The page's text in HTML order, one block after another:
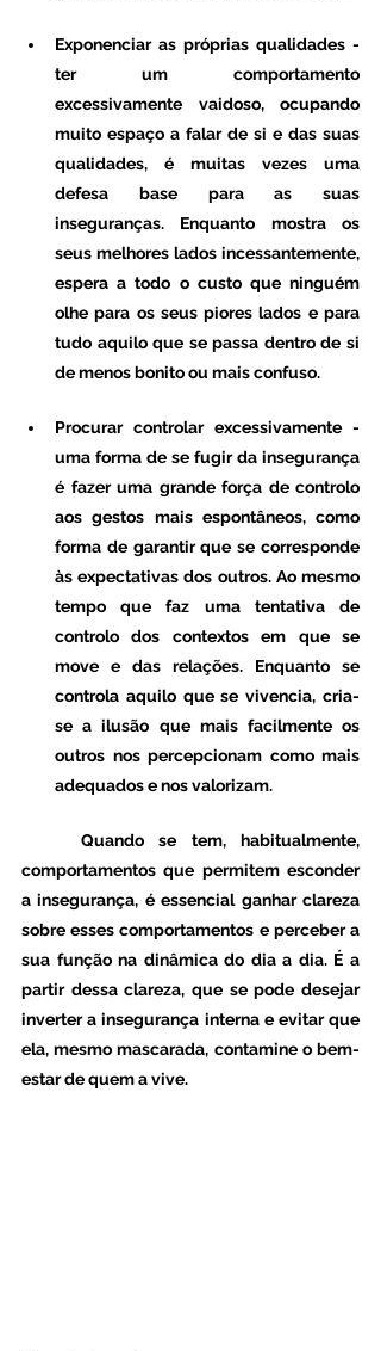
Exponenciar as próprias qualidades -
ter um comportamento
excessivamente vaidoso, ocupando
muito espaço a falar de si e das suas
qualidades, é muitas vezes uma
defesa base para as suas
inseguranças. Enquanto mostra os
seus melhores lados incessantemente,
espera a todo o custo que ninguém
olhe para os seus piores lados e para
tudo aquilo que se passa dentro de si
de menos bonito ou mais confuso.
Procurar controlar excessivamente -
uma forma de se fugir da insegurança
é fazer uma grande força de controlo
aos gestos mais espontâneos, como
forma de garantir que se corresponde
às expectativas dos outros. Ao mesmo
tempo que faz uma tentativa de
controlo dos contextos em que se
move e das relações. Enquanto se
controla aquilo que se vivencia, cria-
se a ilusão que mais facilmente os
outros nos percepcionam como mais
adequados e nos valorizam.
comportamentos que permitem esconder
a insegurança, é essencial ganhar clareza
sobre esses comportamentos e perceber a
sua função na dinâmica do dia a dia. É a
partir dessa clareza, que se pode desejar
inverter a insegurança interna e evitar que
ela, mesmo mascarada, contamine o bem-
estar de quem a vive.